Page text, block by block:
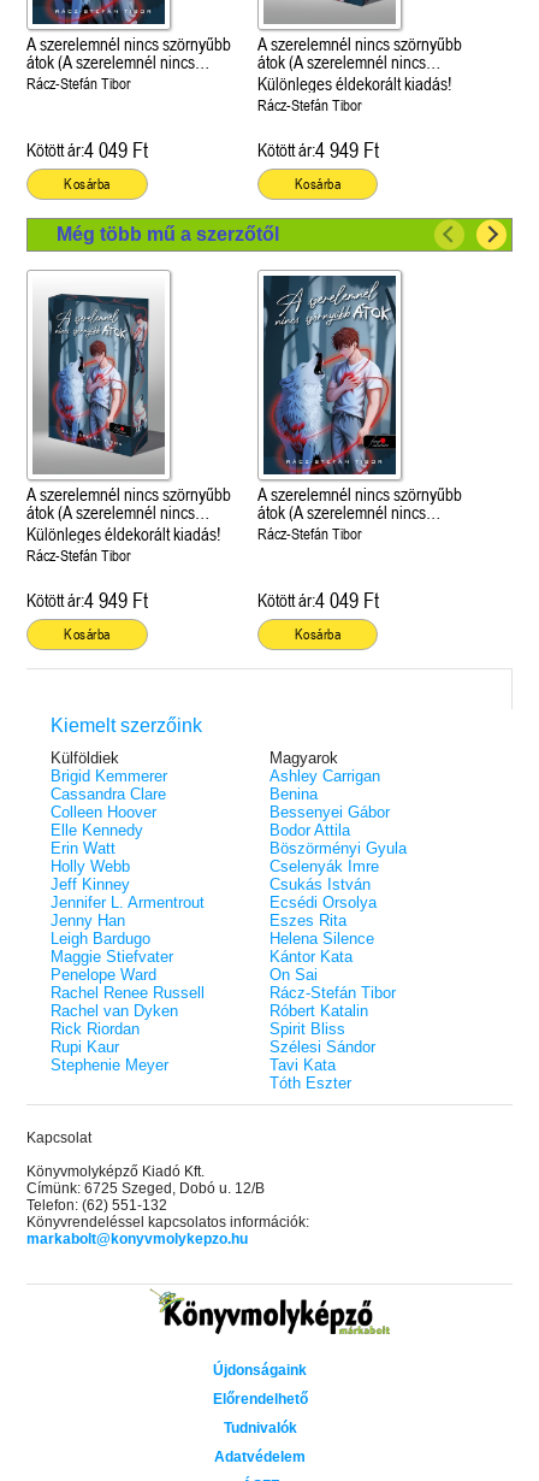
A szerelemnél nincs szörnyűbb
átok (A szerelemnél nincs
szörnyűbb átok 1.)
Rácz-Stefán Tibor
Kötött ár:4 049 Ft
Kosárba
A szerelemnél nincs szörnyűbb
átok (A szerelemnél nincs
szörnyűbb átok 1.)
Különleges éldekorált kiadás!
Rácz-Stefán Tibor
Kötött ár:4 949 Ft
Kosárba
Még több mű a szerzőtől
A szerelemnél nincs szörnyűbb
átok (A szerelemnél nincs
szörnyűbb átok 1.)
Különleges éldekorált kiadás!
Rácz-Stefán Tibor
Kötött ár:4 949 Ft
Kosárba
A szerelemnél nincs szörnyűbb
átok (A szerelemnél nincs
szörnyűbb átok 1.)
Rácz-Stefán Tibor
Kötött ár:4 049 Ft
Kosárba
Kiemelt szerzőink
Külföldiek
Brigid Kemmerer
Cassandra Clare
Colleen Hoover
Elle Kennedy
Erin Watt
Holly Webb
Jeff Kinney
Jennifer L. Armentrout
Jenny Han
Leigh Bardugo
Maggie Stiefvater
Penelope Ward
Rachel Renee Russell
Rachel van Dyken
Rick Riordan
Rupi Kaur
Stephenie Meyer
Magyarok
Ashley Carrigan
Benina
Bessenyei Gábor
Bodor Attila
Böszörményi Gyula
Cselenyák Imre
Csukás István
Ecsédi Orsolya
Eszes Rita
Helena Silence
Kántor Kata
On Sai
Rácz-Stefán Tibor
Róbert Katalin
Spirit Bliss
Szélesi Sándor
Tavi Kata
Tóth Eszter
Kapcsolat
Könyvmolyképző Kiadó Kft.
Címünk: 6725 Szeged, Dobó u. 12/B
Telefon: (62) 551-132
Könyvrendeléssel kapcsolatos információk:
markabolt@konyvmolykepzo.hu
Újdonságaink
Előrendelhető
Tudnivalók
Adatvédelem